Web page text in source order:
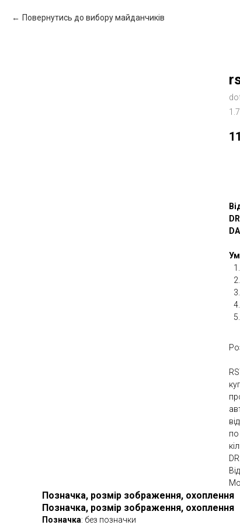
Повернутись до вибору майданчиків
по
Позначка, розмір зображення, охоплення
Позначка, розмір зображення, охоплення
Позначка: без позначки